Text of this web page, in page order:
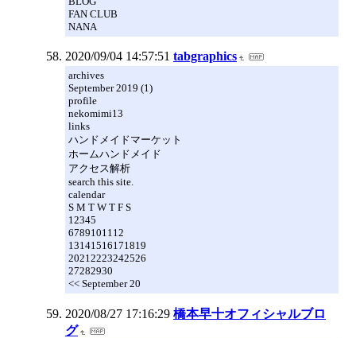
FAN CLUB
NANA
2020/09/04 14:57:51 tabgraphics
archives
September 2019 (1)
profile
nekomimi13
links
ハンドメイドマーケット
ホームハンドメイド
アクセス解析
search this site.
calendar
S M T W T F S
12345
6789101112
13141516171819
20212223242526
27282930
<< September 20
2020/08/27 17:16:29 橋本早十オフィシャルブロ
グ